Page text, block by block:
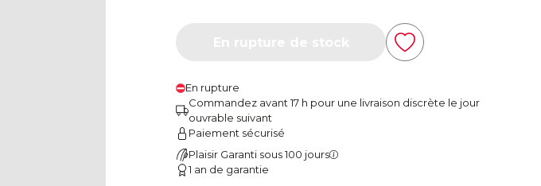
En rupture
Commandez avant 17 h pour une livraison discrète le jour
ouvrable suivant
Paiement sécurisé
Plaisir Garanti sous 100 jours
1 an de garantie